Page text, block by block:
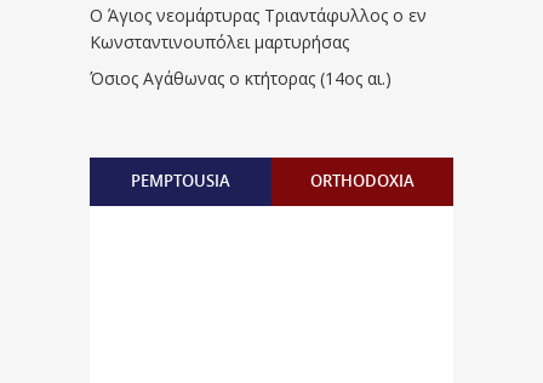
Ο Άγιος νεομάρτυρας Τριαντάφυλλος ο εν
Κωνσταντινουπόλει μαρτυρήσας
Όσιος Αγάθωνας ο κτήτορας (14ος αι.)
PEMPTOUSIA ORTHODOXIA